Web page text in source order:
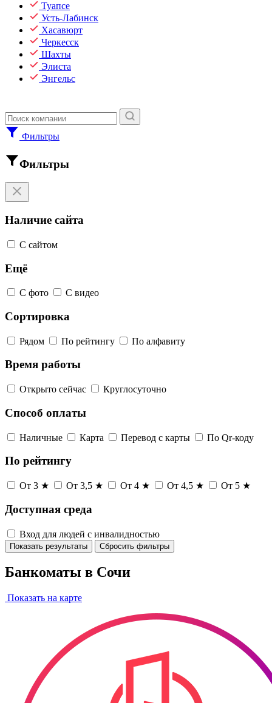
Туапсе
Усть-Лабинск
Хасавюрт
Черкесск
Шахты
Элиста
Энгельс
Фильтры
Фильтры
Наличие сайта
С сайтом
Ещё
С фото С видео
Сортировка
Рядом По рейтингу По алфавиту
Время работы
Открыто сейчас Круглосуточно
Способ оплаты
Наличные Карта Перевод с карты По Qr-коду
По рейтингу
От 3 ★ От 3,5 ★ От 4 ★ От 4,5 ★ От 5 ★
Доступная среда
Вход для людей с инвалидностью
Показать результаты Сбросить фильтры
Банкоматы в Сочи
Показать на карте